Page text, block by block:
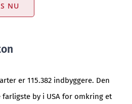
NU
er 115.382 indbyggere. Den
by i USA for omkring et